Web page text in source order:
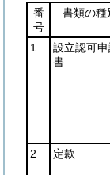
番
号
書類の種
1
設立認可
書
2
定款